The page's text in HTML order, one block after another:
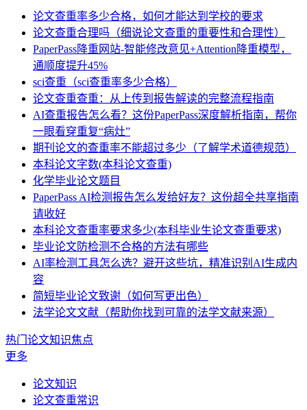
论文查重率多少合格，如何才能达到学校的要求
论文查重合理吗（细说论文查重的重要性和合理性）
PaperPass降重网站-智能修改意见+Attention降重模型，
通顺度提升45%
sci查重（sci查重率多少合格）
论文查重查重：从上传到报告解读的完整流程指南
AI查重报告怎么看？这份PaperPass深度解析指南，帮你
一眼看穿重复“病灶”
期刊论文的查重率不能超过多少（了解学术道德规范）
本科论文字数(本科论文查重)
化学毕业论文题目
PaperPass AI检测报告怎么发给好友？这份超全共享指南
请收好
本科论文查重率要求多少(本科毕业生论文查重要求)
毕业论文防检测不合格的方法有哪些
AI率检测工具怎么选？避开这些坑，精准识别AI生成内
容
简短毕业论文致谢（如何写更出色）
法学论文文献（帮助你找到可靠的法学文献来源）
热门论文知识焦点
更多
论文知识
论文查重常识